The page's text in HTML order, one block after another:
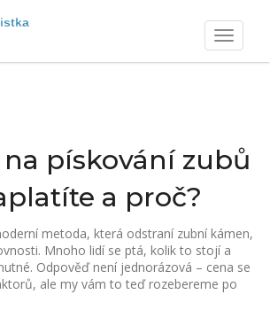
Zobrazit
navigaci
pískování zubů
a proč?
metoda, která odstraní zubní kámen,
Mnoho lidí se ptá, kolik to stojí a
Odpověď není jednorázová – cena se
ale my vám to teď rozebereme po